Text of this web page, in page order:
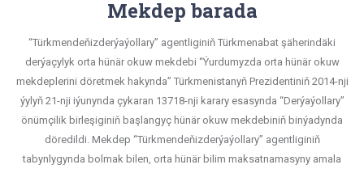
Mekdep barada
“Türkmendeňizderýaýollary” agentliginiň Türkmenabat şäherindäki
derýaçylyk orta hünär okuw mekdebi “Ýurdumyzda orta hünär okuw
mekdeplerini döretmek hakynda” Türkmenistanyň Prezidentiniň 2014-nji
ýylyň 21-nji iýunynda çykaran 13718-nji karary esasynda “Derýaýollary”
önümçilik birleşiginiň başlangyç hünär okuw mekdebiniň binýadynda
döredildi. Mekdep “Türkmendeňizderýaýollary” agentliginiň
tabynlygynda bolmak bilen, orta hünär bilim maksatnamasyny amala